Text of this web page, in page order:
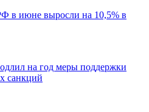
в июне выросли на 10,5% в
на год меры поддержки
санкций